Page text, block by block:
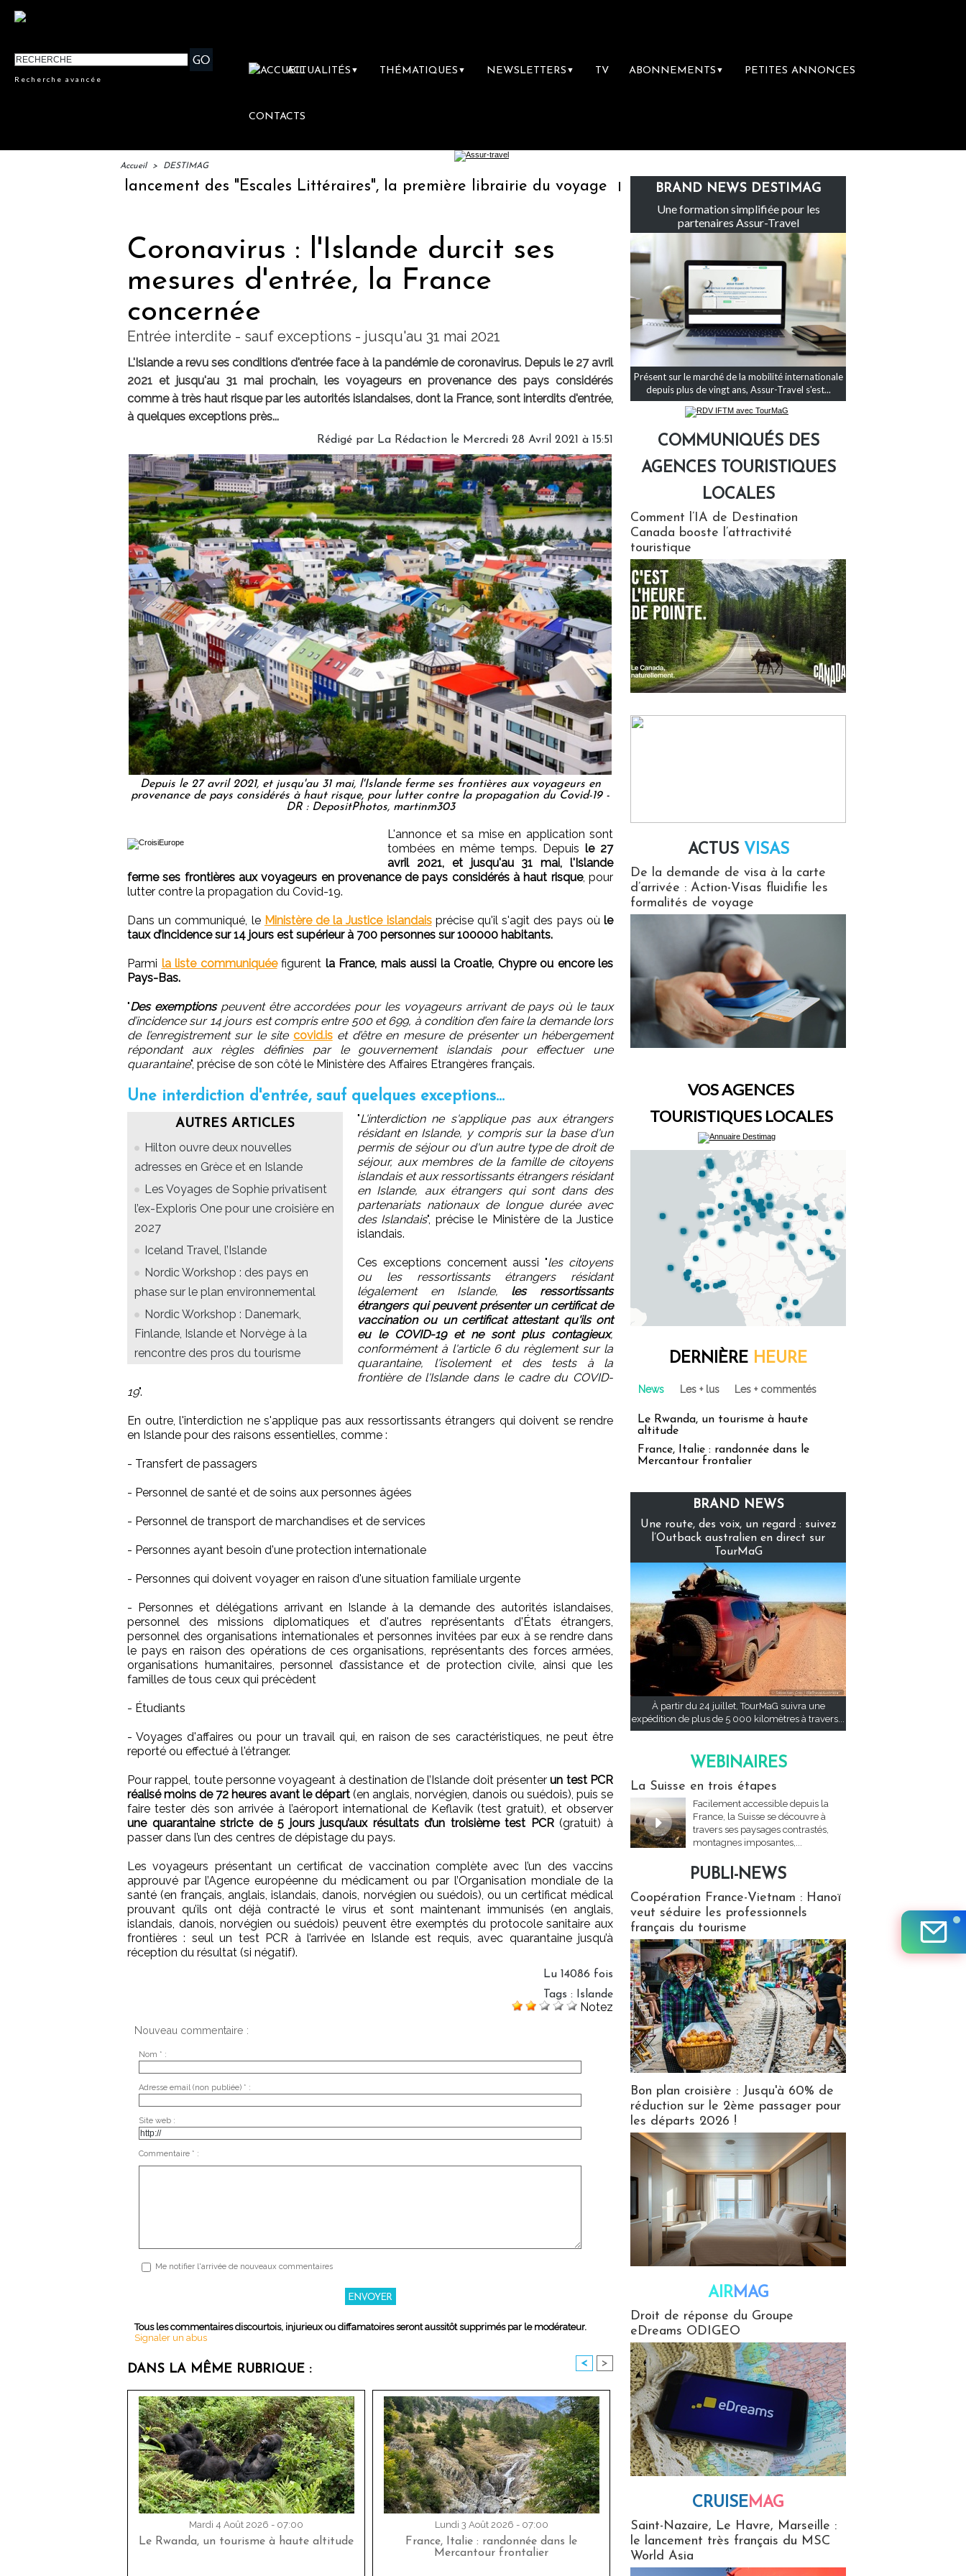
Recherche avancée
ACTUALITÉS ▼ THÉMATIQUES ▼ NEWSLETTERS ▼ TV ABONNEMENTS ▼ PETITES ANNONCES
CONTACTS
Accueil > DESTIMAG
IFTM : lancement des "Escales Littéraires", la première librairie du voyage Le groupe Sainte-Claire rachète Eden Tour
Coronavirus : l'Islande durcit ses
mesures d'entrée, la France
concernée
Entrée interdite - sauf exceptions - jusqu'au 31 mai 2021
L'Islande a revu ses conditions d'entrée face à la pandémie de coronavirus. Depuis le 27 avril
2021 et jusqu'au 31 mai prochain, les voyageurs en provenance des pays considérés
comme à très haut risque par les autorités islandaises, dont la France, sont interdits d'entrée,
à quelques exceptions près...
Rédigé par La Rédaction le Mercredi 28 Avril 2021 à 15:51
Depuis le 27 avril 2021, et jusqu'au 31 mai, l'Islande ferme ses frontières aux voyageurs en
provenance de pays considérés à haut risque, pour lutter contre la propagation du Covid-19 -
DR : DepositPhotos, martinm303
L'annonce et sa mise en application sont
tombées en même temps. Depuis le 27
avril 2021, et jusqu'au 31 mai, l'Islande
ferme ses frontières aux voyageurs en provenance de pays considérés à haut risque, pour
lutter contre la propagation du Covid-19.
Dans un communiqué, le Ministère de la Justice islandaisprécise qu'il s'agit des pays oùle
taux d’incidence sur 14 jours est supérieur à 700 personnes sur 100000 habitants.
Parmi la liste communiquéefigurent la France, mais aussi la Croatie, Chypre ou encore les
Pays-Bas.
"Des exemptionspeuvent être accordées pour les voyageurs arrivant de pays où le taux
d’incidence sur 14 jours est compris entre 500 et 699, à condition d’en faire la demande lors
de l’enregistrement sur le site covid.is et d’être en mesure de présenter un hébergement
répondant aux règles définies par le gouvernement islandais pour effectuer une
quarantaine", précise de son côté le Ministère des Affaires Etrangères français.
Une interdiction d'entrée, sauf quelques exceptions...
AUTRES ARTICLES
Hilton ouvre deux nouvelles
adresses en Grèce et en Islande
Les Voyages de Sophie privatisent
l’ex-Exploris One pour une croisière en
2027
Iceland Travel, l’Islande
Nordic Workshop : des pays en
phase sur le plan environnemental
Nordic Workshop : Danemark,
Finlande, Islande et Norvège à la
rencontre des pros du tourisme
"L'interdiction ne s'applique pas aux étrangers
résidant en Islande, y compris sur la base d'un
permis de séjour ou d'un autre type de droit de
séjour, aux membres de la famille de citoyens
islandais et aux ressortissants étrangers résidant
en Islande, aux étrangers qui sont dans des
partenariats nationaux de longue durée avec
des Islandais", précise le Ministère de la Justice
islandais.
Ces exceptions concernent aussi "les citoyens
ou les ressortissants étrangers résidant
légalement en Islande, les ressortissants
étrangers qui peuvent présenter un certificat de
vaccination ou un certificat attestant qu'ils ont
eu le COVID-19 et ne sont plus contagieux,
conformément à l'article 6 du règlement sur la
quarantaine, l'isolement et des tests à la
frontière de l'Islande dans le cadre du COVID-
19".
En outre, l'interdiction ne s'applique pas aux ressortissants étrangers qui doivent se rendre
en Islande pour des raisons essentielles, comme :
- Transfert de passagers
- Personnel de santé et de soins aux personnes âgées
- Personnel de transport de marchandises et de services
- Personnes ayant besoin d'une protection internationale
- Personnes qui doivent voyager en raison d'une situation familiale urgente
- Personnes et délégations arrivant en Islande à la demande des autorités islandaises,
personnel des missions diplomatiques et d'autres représentants d'États étrangers,
personnel des organisations internationales et personnes invitées par eux à se rendre dans
le pays en raison des opérations de ces organisations, représentants des forces armées,
organisations humanitaires, personnel d’assistance et de protection civile, ainsi que les
familles de tous ceux qui précèdent
- Étudiants
- Voyages d'affaires ou pour un travail qui, en raison de ses caractéristiques, ne peut être
reporté ou effectué à l'étranger.
Pour rappel, toute personne voyageant à destination de l’Islande doit présenterun test PCR
réalisé moins de 72 heures avant le départ (en anglais, norvégien, danois ou suédois), puis se
faire tester dès son arrivée à l’aéroport international de Keflavik (test gratuit), et observer
une quarantaine stricte de 5 jours jusqu’aux résultats d’un troisième test PCR(gratuit) à
passer dans l’un des centres de dépistage du pays.
Les voyageurs présentant un certificat de vaccination complète avec l’un des vaccins
approuvé par l’Agence européenne du médicament ou par l’Organisation mondiale de la
santé (en français, anglais, islandais, danois, norvégien ou suédois), ou un certificat médical
prouvant qu’ils ont déjà contracté le virus et sont maintenant immunisés (en anglais,
islandais, danois, norvégien ou suédois) peuvent être exemptés du protocole sanitaire aux
frontières : seul un test PCR à l’arrivée en Islande est requis, avec quarantaine jusqu’à
réception du résultat (si négatif).
Lu 14086 fois
Tags : Islande
Notez
Nouveau commentaire :
Nom * :
Adresse email (non publiée) * :
Site web :
Commentaire * :
Me notifier l'arrivée de nouveaux commentaires
Tous les commentaires discourtois, injurieux ou diffamatoires seront aussitôt supprimés par le modérateur.
Signaler un abus
DANS LA MÊME RUBRIQUE : < >
Mardi 4 Août 2026 - 07:00
Le Rwanda, un tourisme à haute altitude
Lundi 3 Août 2026 - 07:00
France, Italie : randonnée dans le
Mercantour frontalier
BRAND NEWS DESTIMAG
Une formation simplifiée pour les
partenaires Assur-Travel
Présent sur le marché de la mobilité internationale
depuis plus de vingt ans, Assur-Travel s'est...
COMMUNIQUÉS DES
AGENCES TOURISTIQUES
LOCALES
Comment l’IA de Destination
Canada booste l’attractivité
touristique
ACTUS VISAS
De la demande de visa à la carte
d’arrivée : Action-Visas fluidifie les
formalités de voyage
VOS AGENCES
TOURISTIQUES LOCALES
DERNIÈRE HEURE
News Les + lus Les + commentés
Le Rwanda, un tourisme à haute
altitude
France, Italie : randonnée dans le
Mercantour frontalier
BRAND NEWS
Une route, des voix, un regard : suivez
l’Outback australien en direct sur
TourMaG
À partir du 24 juillet, TourMaG suivra une
expédition de plus de 5 000 kilomètres à travers...
WEBINAIRES
La Suisse en trois étapes
Facilement accessible depuis la
France, la Suisse se découvre à
travers ses paysages contrastés,
montagnes imposantes,...
PUBLI-NEWS
Coopération France-Vietnam : Hanoï
veut séduire les professionnels
français du tourisme
Bon plan croisière : Jusqu'à 60% de
réduction sur le 2ème passager pour
les départs 2026 !
AIRMAG
Droit de réponse du Groupe
eDreams ODIGEO
CRUISEMAG
Saint-Nazaire, Le Havre, Marseille :
le lancement très français du MSC
World Asia